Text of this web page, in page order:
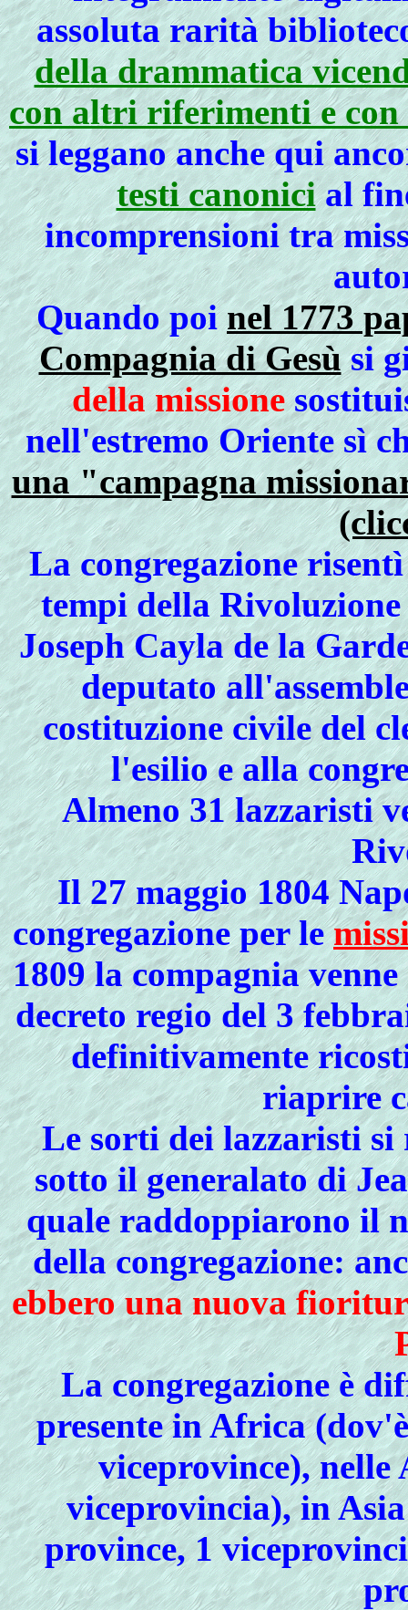
assoluta rarità
della drammatica
con altri riferimenti e
si leggano anche qui
testi canonicial
incomprensioni tra
Quando poinel 1773
Compagnia di Gesùsi
della missione
nell'estremo Oriente sì
una "campagna
La congregazione
tempi della
Joseph Cayla de la
deputato
costituzione civile del
l'esilio e alla
Almeno 31 lazzaristi
Il 27 maggio 1804
congregazione per le
1809 la compagnia
decreto regio del 3
definitivamente
riaprire
Le sorti dei lazzaristi
sotto il generalato di
quale raddoppiarono il
della congregazione:
ebbero una nuova
La congregazione è
presente in Africa
viceprovince), nelle
viceprovincia), in
province, 1